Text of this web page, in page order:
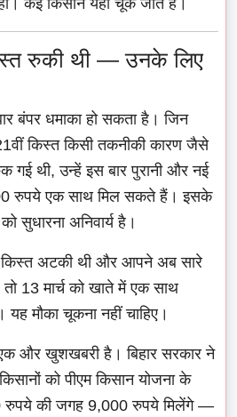
रुकी थी — उनके लिए
बंपर धमाका हो सकता है। जिन
किस्त किसी तकनीकी कारण जैसे
गई थी, उन्हें इस बार पुरानी और नई
रुपये एक साथ मिल सकते हैं। इसके
सुधारना अनिवार्य है।
किस्त अटकी थी और आपने अब सारे
13 मार्च को खाते में एक साथ
मौका चूकना नहीं चाहिए।
और खुशखबरी है। बिहार सरकार ने
को पीएम किसान योजना के
रुपये की जगह 9,000 रुपये मिलेंगे —